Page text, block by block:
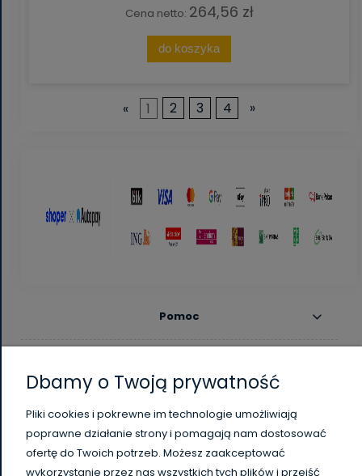
Cena netto: 264,56 zł
do koszyka
« 1 2 3 4 »
Pomoc
Informacje
Dbamy o Twoją prywatność
Pliki cookies i pokrewne im technologie umożliwiają
poprawne działanie strony i pomagają nam dostosować
ofertę do Twoich potrzeb. Możesz zaakceptować
wykorzystanie przez nas wszystkich tych plików i przejść